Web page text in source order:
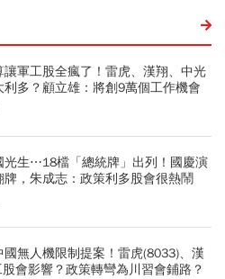
讓軍工股全瘋了！雷虎、漢翔、中光
多？顧立雄：將創9萬個工作機會
光生⋯18檔「總統牌」出列！國慶演
，朱成志：政策利多股會很熱鬧
國無人機限制提案！雷虎(8033)、漢
會影響？政策轉彎為川習會鋪路？